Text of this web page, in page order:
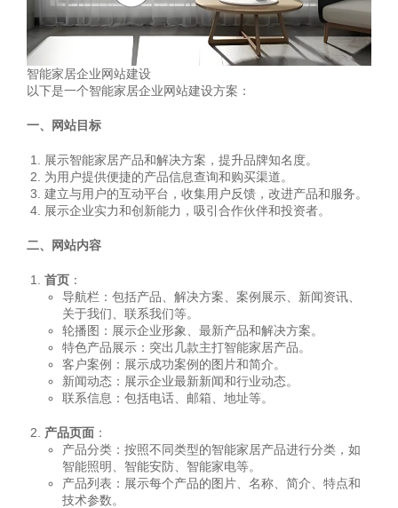
智能家居企业网站建设
以下是一个智能家居企业网站建设方案：
一、网站目标
展示智能家居产品和解决方案，提升品牌知名度。
为用户提供便捷的产品信息查询和购买渠道。
建立与用户的互动平台，收集用户反馈，改进产品和服务。
展示企业实力和创新能力，吸引合作伙伴和投资者。
二、网站内容
首页 ：
导航栏：包括产品、解决方案、案例展示、新闻资讯、
关于我们、联系我们等。
轮播图：展示企业形象、最新产品和解决方案。
特色产品展示：突出几款主打智能家居产品。
客户案例：展示成功案例的图片和简介。
新闻动态：展示企业最新新闻和行业动态。
联系信息：包括电话、邮箱、地址等。
产品页面 ：
产品分类：按照不同类型的智能家居产品进行分类，如
智能照明、智能安防、智能家电等。
产品列表：展示每个产品的图片、名称、简介、特点和
技术参数。